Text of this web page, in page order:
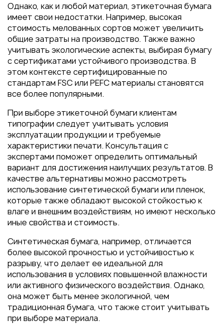
Однако, как и любой материал, этикеточная бумага
имеет свои недостатки. Например, высокая
стоимость мелованных сортов может увеличить
общие затраты на производство. Также важно
учитывать экологические аспекты, выбирая бумагу
с сертификатами устойчивого производства. В
этом контексте сертифицированные по
стандартам FSC или PEFC материалы становятся
все более популярными.
При выборе этикеточной бумаги клиентам
типографии следует учитывать условия
эксплуатации продукции и требуемые
характеристики печати. Консультация с
экспертами поможет определить оптимальный
вариант для достижения наилучших результатов. В
качестве альтернативы можно рассмотреть
использование синтетической бумаги или пленок,
которые также обладают высокой стойкостью к
влаге и внешним воздействиям, но имеют несколько
иные свойства и стоимость.
Синтетическая бумага, например, отличается
более высокой прочностью и устойчивостью к
разрыву, что делает ее идеальной для
использования в условиях повышенной влажности
или активного физического воздействия. Однако,
она может быть менее экологичной, чем
традиционная бумага, что также стоит учитывать
при выборе материала.